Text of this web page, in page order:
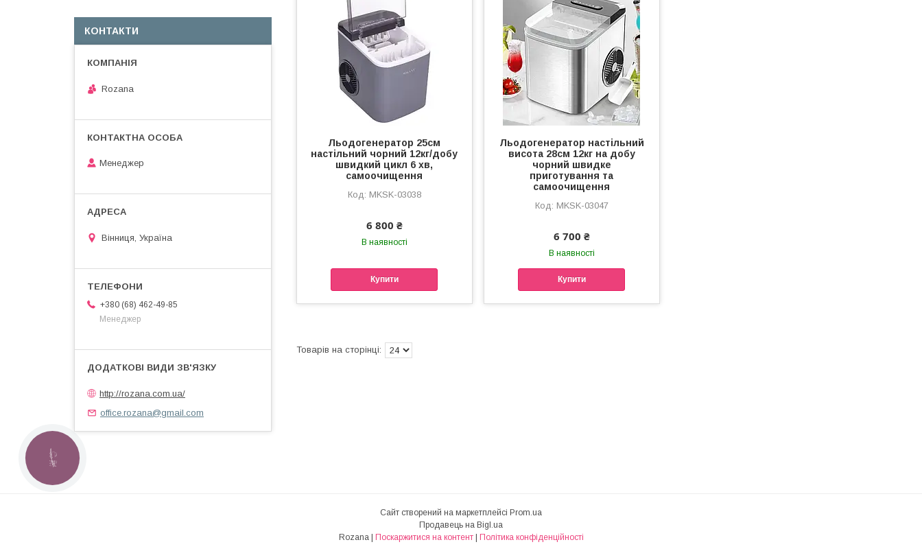
Льодогенератор 25см
настільний чорний 12кг/добу
швидкий цикл 6 хв,
самоочищення
MKSK-03038
6 800 ₴
В наявності
Купити
Льодогенератор настільний
висота 28см 12кг на добу
чорний швидке
приготування та
самоочищення
MKSK-03047
6 700 ₴
В наявності
Купити
КОНТАКТИ
Rozana
Менеджер
Вінниця, Україна
+380 (68) 462-49-85
Менеджер
http://rozana.com.ua/
office.rozana@gmail.com
Сайт створений на маркетплейсі Prom.ua
Продавець на Bigl.ua
Rozana | Поскаржитися на контент | Політика конфіденційності
КНОПКА
ЗВ'ЯЗКУ